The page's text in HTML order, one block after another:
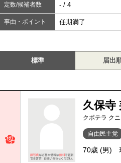
定数/候補者数 - / 4
事由・ポイント 任期満了
標準 届出
久保寺
クボテラ ク
自由民主党
70歳 (男)